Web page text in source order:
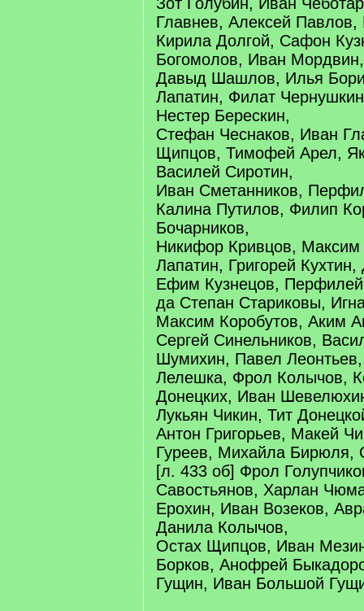
Главнев, Алексей Павлов,
Кирила Долгой, Сафон
Богомолов, Иван
Давыд Шашлов, Илья
Лапатин, Филат
Нестер Берескин,
Стефан Чеснаков, Иван
Щипцов, Тимофей Арел,
Василей Сиротин,
Иван Сметанников,
Калина Путилов, Филип
Бочарников,
Никифор Кривцов,
Лапатин, Григорей
Ефим Кузнецов,
да Степан Стариковы,
Максим Коробутов, Аким
Сергей Синельников,
Шумихин, Павел Леонтьев,
Лелешка, Фрол Колычов,
Донецких, Иван
Лукьян Чикин, Тит
Антон Григорьев, Макей
Гуреев, Михайла Бирюля,
[л. 433 об] Фрол
Савостьянов, Харлан
Ерохин, Иван Возеков,
Данила Колычов,
Остах Щипцов, Иван
Борков, Анофрей
Гущин, Иван Большой